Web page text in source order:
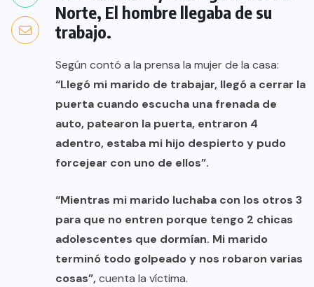
Norte, El hombre llegaba de su
trabajo.
Según contó a la prensa la mujer de la casa:
“Llegó mi marido de trabajar, llegó a cerrar la
puerta cuando escucha una frenada de
auto, patearon la puerta, entraron 4
adentro, estaba mi hijo despierto y pudo
forcejear con uno de ellos”.
“Mientras mi marido luchaba con los otros 3
para que no entren porque tengo 2 chicas
adolescentes que dormían. Mi marido
terminó todo golpeado y nos robaron varias
cosas”,cuenta la víctima.